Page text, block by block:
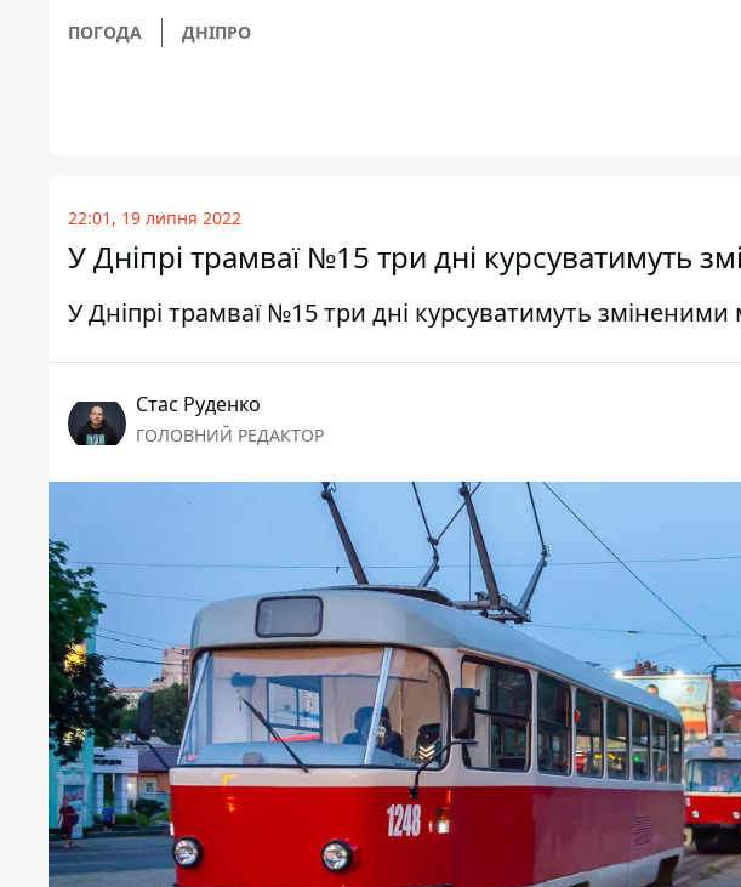
ПОГОДА ДНІПРО
22:01, 19 липня 2022
У Дніпрі трамваї №15 три дні курсуватимуть
У Дніпрі трамваї №15 три дні курсуватимуть
Стас Руденко
ГОЛОВНИЙ РЕДАКТОР